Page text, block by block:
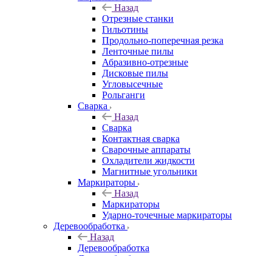
Назад
Отрезные станки
Гильотины
Продольно-поперечная резка
Ленточные пилы
Абразивно-отрезные
Дисковые пилы
Угловысечные
Рольганги
Сварка
Назад
Сварка
Контактная сварка
Сварочные аппараты
Охладители жидкости
Магнитные угольники
Маркираторы
Назад
Маркираторы
Ударно-точечные маркираторы
Деревообработка
Назад
Деревообработка